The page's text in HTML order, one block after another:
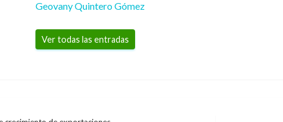
Geovany Quintero Gómez
Ver todas las entradas